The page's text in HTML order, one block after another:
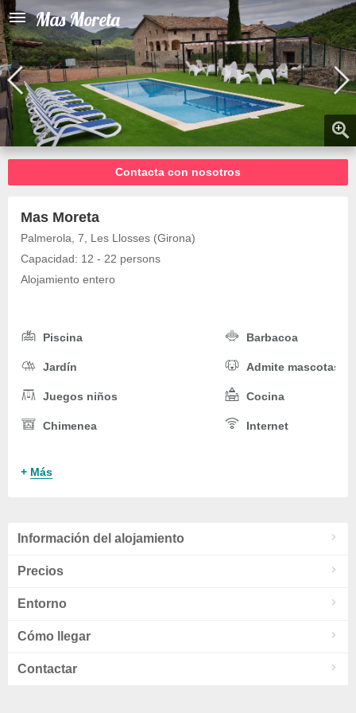
Mas Moreta
Contacta con nosotros
Mas Moreta
Palmerola, 7, Les Llosses (Girona)
Capacidad: 12 - 22 persons
Alojamiento entero
Piscina Barbacoa
Jardín Admite mascotas
Juegos niños Cocina
Chimenea Internet
+ Más
Información del alojamiento
Precios
Entorno
Cómo llegar
Contactar